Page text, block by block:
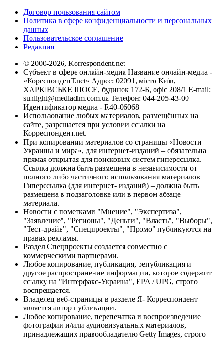
Договор пользования сайтом
Политика в сфере конфиденциальности и персональных
данных
Пользовательское соглашение
Редакция
© 2000-2026, Korrespondent.net
Субъект в сфере онлайн-медиа Название онлайн-медиа -
«КореспонденТ.net» Адрес: 02091, місто Київ,
ХАРКІВСЬКЕ ШОСЕ, будинок 172-Б, офіс 208/1 E-mail:
sunlight@mediadim.com.ua Телефон: 044-205-43-00
Идентификатор медиа - R40-06068
Использование любых материалов, размещённых на
сайте, разрешается при условии ссылки на
Корреспондент.net.
При копировании материалов со страницы «Новости
Украины и мира», для интернет-изданий – обязательна
прямая открытая для поисковых систем гиперссылка.
Ссылка должна быть размещена в независимости от
полного либо частичного использования материалов.
Гиперссылка (для интернет- изданий) – должна быть
размещена в подзаголовке или в первом абзаце
материала.
Новости с пометками "Мнение", "Экспертиза",
"Заявление", "Регионы", "Деньги", "Власть", "Выборы",
"Тест-драйв", "Спецпроекты", "Промо" публикуются на
правах рекламы.
Раздел Спецпроекты создается совместно с
коммерческими партнерами.
Любое копирование, публикация, републикация и
другое распространение информации, которое содержит
ссылку на "Интерфакс-Украина", EPA / UPG, строго
воспрещается.
Владелец веб-страницы в разделе Я- Корреспондент
является автор публикации.
Любое копирование, перепечатка и воспроизведение
фотографий и/или аудиовизуальных материалов,
принадлежащих правообладателю Getty Images, строго